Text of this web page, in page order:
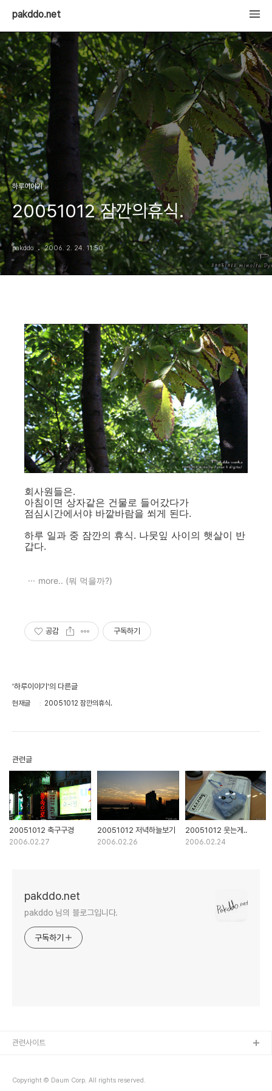
pakddo.net
하루이야기
20051012 잠깐의휴식.
pakddo 2006. 2. 24. 11:50
회사원들은.
아침이면 상자같은 건물로 들어갔다가
점심시간에서야 바깥바람을 쐬게 된다.
하루 일과 중 잠깐의 휴식. 나뭇잎 사이의 햇살이 반
갑다.
more.. (뭐 먹을까?)
공감 구독하기
'하루이야기'의 다른글
현재글 20051012 잠깐의휴식.
관련글
20051012 축구구경
2006.02.27
20051012 저녁하늘보기
2006.02.26
20051012 웃는게..
2006.02.24
pakddo.net
pakddo 님의 블로그입니다.
구독하기
Copyright © Daum Corp. All rights reserved.
관련사이트